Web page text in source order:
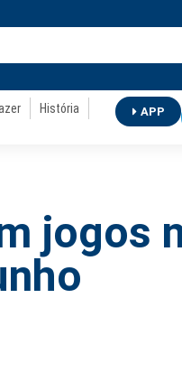
História
APP
jogos